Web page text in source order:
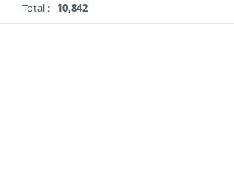
Total : 10,842